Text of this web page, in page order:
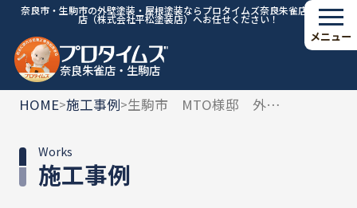
奈良市・生駒市の外壁塗装・屋根塗装ならプロタイムズ奈良朱雀店・生駒
店（株式会社平松塗装店）へお任せください！
奈良朱雀店・生駒店
メニュー
HOME>施工事例> 生駒市 MTO様邸 外壁塗装
施工事例
Works